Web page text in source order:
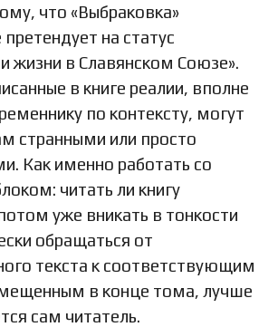
что «Выбраковка»
претендует на статус
жизни в Славянском Союзе».
в книге реалии, вполне
по контексту, могут
странными или просто
Как именно работать со
читать ли книгу
уже вникать в тонкости
обращаться от
текста к соответствующим
в конце тома, лучше
сам читатель.